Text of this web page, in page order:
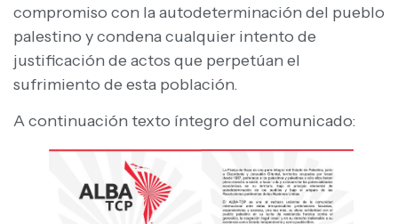
compromiso con la autodeterminación del pueblo
palestino y condena cualquier intento de
justificación de actos que perpetúan el
sufrimiento de esta población.
A continuación texto íntegro del comunicado: